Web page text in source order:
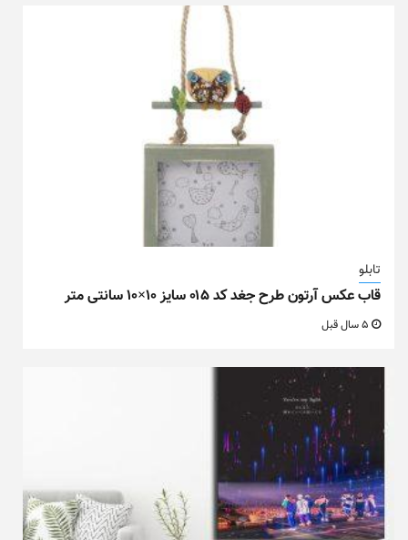
تابلو
قاب عکس آرتون طرح جغد کد ۰۱۵ سایز ۱۰×۱۰ سانتی متر